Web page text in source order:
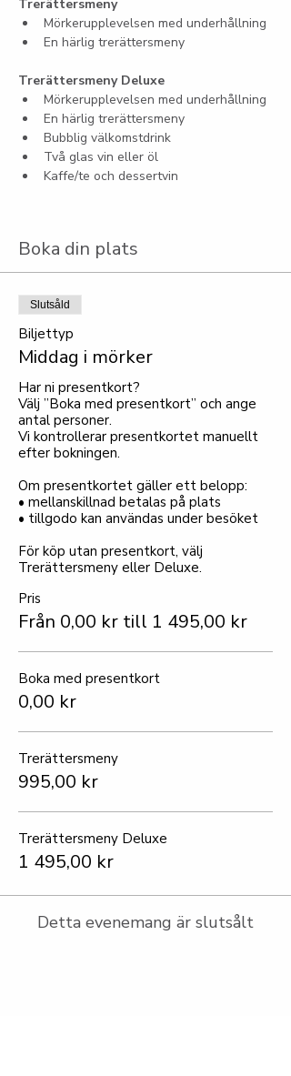
Trerättersmeny
Mörkerupplevelsen med underhållning
En härlig trerättersmeny
Trerättersmeny Deluxe
Mörkerupplevelsen med underhållning
En härlig trerättersmeny
Bubblig välkomstdrink
Två glas vin eller öl
Kaffe/te och dessertvin
Boka din plats
Slutsåld
Biljettyp
Middag i mörker
Har ni presentkort?
Välj ”Boka med presentkort” och ange
antal personer.
Vi kontrollerar presentkortet manuellt
efter bokningen.
Om presentkortet gäller ett belopp:
• mellanskillnad betalas på plats
• tillgodo kan användas under besöket
För köp utan presentkort, välj
Trerättersmeny eller Deluxe.
Pris
Från 0,00 kr till 1 495,00 kr
Boka med presentkort
0,00 kr
Trerättersmeny
995,00 kr
Trerättersmeny Deluxe
1 495,00 kr
Detta evenemang är slutsålt